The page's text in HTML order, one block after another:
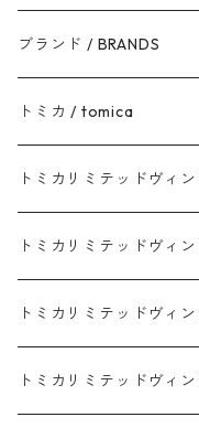
ブランド / BRANDS
トヨタ / TOYOTA
ダイハツ / DAIHATSU
マツダ / MAZDA
ホンダ / HONDA
日産 / NISSAN
トミカ / tomica
赤箱 - 現行トミカ
赤箱 - 限定トミカ 初回
赤箱 - 絶版（廃盤）ト
赤箱 - 絶版（廃盤）トミカ
赤箱 - 絶版（廃盤）ロン
トミカリミテッドヴィ
TLV - NEW LINEUP
TLV - No. LV-00-195
TLV - No. LV-00-09
TLV - 車種別
トミカリミテッドヴィ
トミカリミテッドヴィ
トミカリミテッドヴィ